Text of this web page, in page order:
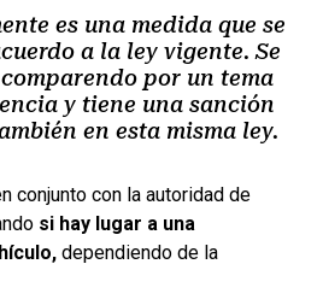
es una medida que se
a la ley vigente. Se
por un tema
y tiene una sanción
en esta misma ley.
conjunto con la autoridad de
si hay lugar a una
dependiendo de la